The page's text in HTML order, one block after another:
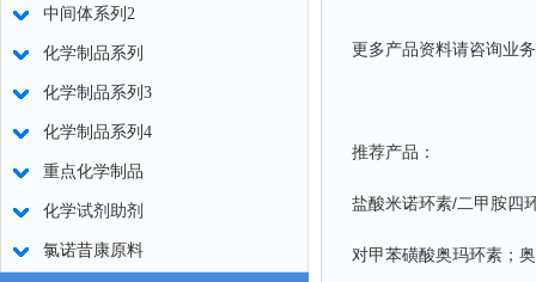
中间体系列2
化学制品系列
化学制品系列3
化学制品系列4
重点化学制品
化学试剂助剂
氯诺昔康原料
更多产品资料请咨询业
推荐产品：
盐酸米诺环素/二甲胺四
对甲苯磺酸奥玛环素；